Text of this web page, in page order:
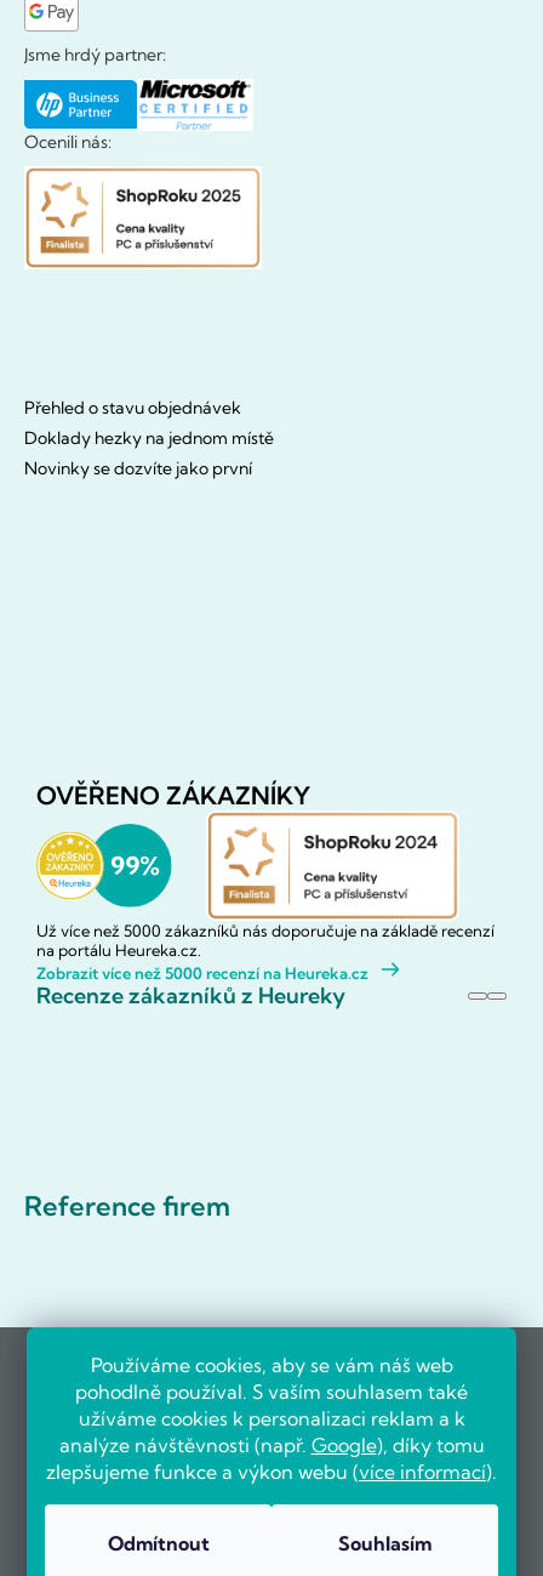
Používáme cookies, aby se vám náš web
pohodlně používal. S vaším souhlasem také
užíváme cookies k personalizaci reklam a k
analýze návštěvnosti (např. Google), díky tomu
zlepšujeme funkce a výkon webu (více informací).
Odmítnout Souhlasím
Jsme hrdý partner:
Ocenili nás:
Přehled o stavu objednávek
Doklady hezky na jednom místě
Novinky se dozvíte jako první
OVĚŘENO ZÁKAZNÍKY
Už více než 5000 zákazníků nás doporučuje na základě recenzí
na portálu Heureka.cz.
Zobrazit více než 5000 recenzí na Heureka.cz
Recenze zákazníků z Heureky
Reference firem